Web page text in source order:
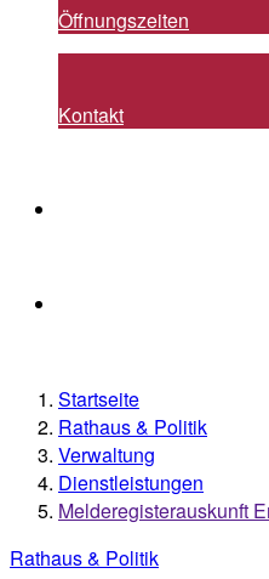
Öffnungszeiten
Kontakt
Startseite
Rathaus & Politik
Verwaltung
Dienstleistungen
Melderegisterauskunft
Rathaus & Politik